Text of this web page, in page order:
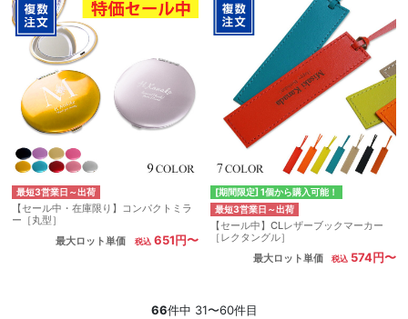
最短3営業日～出荷
【セール中・在庫限り】コンパクトミラ
ー［丸型］
最大ロット単価
651円〜
[期間限定] 1個から購入可能！
最短3営業日～出荷
【セール中】CLレザーブックマーカー
［レクタングル］
最大ロット単価
574円〜
66件中 31〜60件目